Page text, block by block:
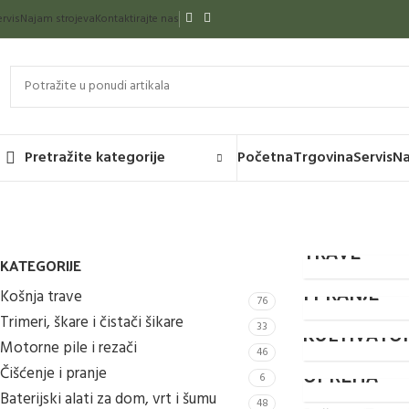
Najam strojevaKontaktirajte nas
Pretražite kategorije PočetnaTrgovinaServis
KATEGORIJE
Košnja trave 76
Trimeri, škare i čistači šikare 33
Motorne pile i rezači 46
Čišćenje i pranje 6
Baterijski alati za dom, vrt i šumu 48
TRAVE
ČIŠĆENJE
I PRANJE
PUHAČI I
DODATNA
OPREMA